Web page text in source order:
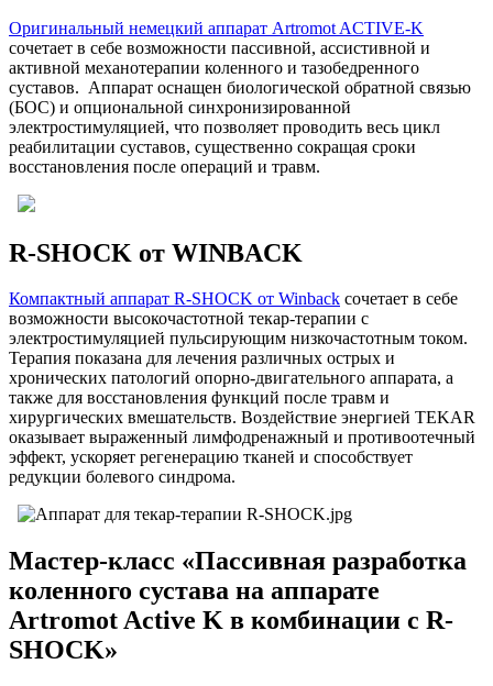
Оригинальный немецкий аппарат Artromot ACTIVE-K
сочетает в себе возможности пассивной, ассистивной и
активной механотерапии коленного и тазобедренного
суставов. Аппарат оснащен биологической обратной связью
(БОС) и опциональной синхронизированной
электростимуляцией, что позволяет проводить весь цикл
реабилитации суставов, существенно сокращая сроки
восстановления после операций и травм.
R-SHOCK от WINBACK
Компактный аппарат R-SHOCK от Winback сочетает в себе
возможности высокочастотной текар-терапии с
электростимуляцией пульсирующим низкочастотным током.
Терапия показана для лечения различных острых и
хронических патологий опорно-двигательного аппарата, а
также для восстановления функций после травм и
хирургических вмешательств. Воздействие энергией TEKAR
оказывает выраженный лимфодренажный и противоотечный
эффект, ускоряет регенерацию тканей и способствует
редукции болевого синдрома.
Мастер-класс «Пассивная разработка
коленного сустава на аппарате
Artromot Active K в комбинации с R-
SHOCK»